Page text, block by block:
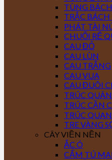
TÙNG
TRẮC BÁCH
PHÁT TÀI
CHUỐI RẼ
CAU ĐỎ
CAU LÙN
CAU TRẮNG
CAU VUA
CAU ĐUÔI
TRÚC
TRÚC CẦN
TRÚC
TRE VÀNG
CÂY VIỀN NỀN
ẮC Ó
CẨM TÚ